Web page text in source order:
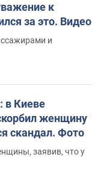
к
за это. Видео
и
в Киеве
женщину
скандал. Фото
заявив, что у